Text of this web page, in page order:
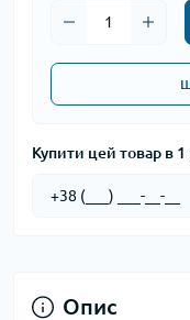
Купити цей товар в 1
Опис